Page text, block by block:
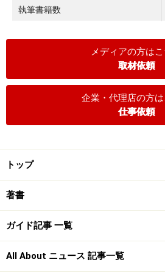
執筆書籍数
メディアの方は
取材依頼
企業・代理店の方
仕事依頼
トップ
著書
ガイド記事 一覧
All About ニュース 記事一覧